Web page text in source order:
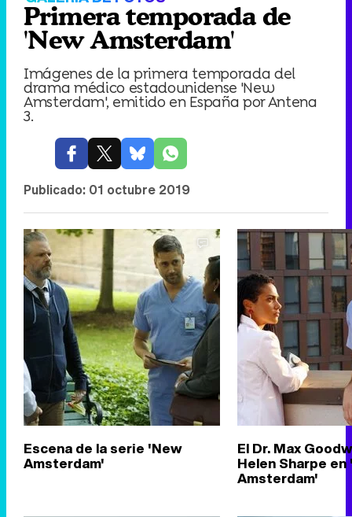
Primera temporada de
'New Amsterdam'
Imágenes de la primera temporada del
drama médico estadounidense 'New
Amsterdam', emitido en España por Antena
3.
Publicado: 01 octubre 2019
Escena de la serie 'New
Amsterdam'
El Dr. Max
Helen Sharpe
Amsterdam'